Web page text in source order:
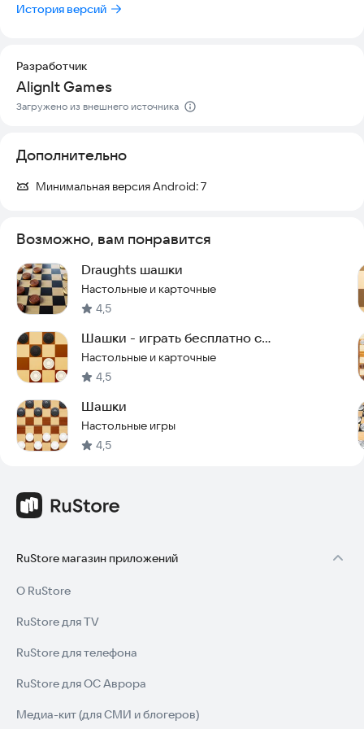
✓ Американские шашки (английские Draughts)
✓ Испанский (Damas)
✓ Американские пул-шашки
✓ Турецкий (Dama)
✓ Чешский
✓ Канадский
Мы постоянно совершенствуем игру, поэтому будем рады
вашим отзывам. Напишите нам на
чтобы помочь сделать проект лучше и продолжить играть в
Checkers King Online.
С наилучшими пожеланиями,
Команда Align It
Скачайте игру прямо сейчас и проверьте свои навыки в
одном из 14 доступных режимов! Попробуйте игру сегодня.
История версий
Разработчик
AlignIt Games
Загружено из внешнего источника
Дополнительно
Минимальная версия Android:7
Возможно, вам понравится
Draughts шашки
Настольные и карточные
4,5
Шашки - играть бесплатно с
компьютером и на двоих
Настольные и карточные
4,5
Шашки
Настольные игры
4,5
RuStore магазин приложений
О RuStore
RuStore для TV
RuStore для телефона
RuStore для ОС Аврора
Медиа-кит (для СМИ и блогеров)